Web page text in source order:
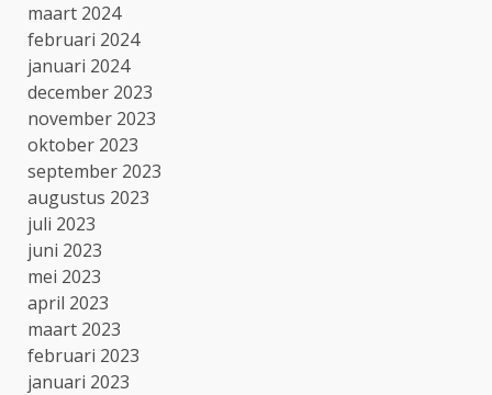
maart 2024
februari 2024
januari 2024
december 2023
november 2023
oktober 2023
september 2023
augustus 2023
juli 2023
juni 2023
mei 2023
april 2023
maart 2023
februari 2023
januari 2023